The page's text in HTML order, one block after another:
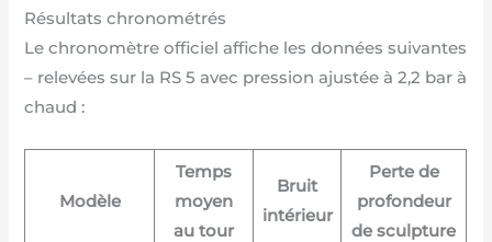
Résultats chronométrés
Le chronomètre officiel affiche les données suivantes
– relevées sur la RS 5 avec pression ajustée à 2,2 bar à
chaud :
Modèle
Temps
moyen
au tour
Bruit
intérieur
Perte de
profondeur
de sculpture